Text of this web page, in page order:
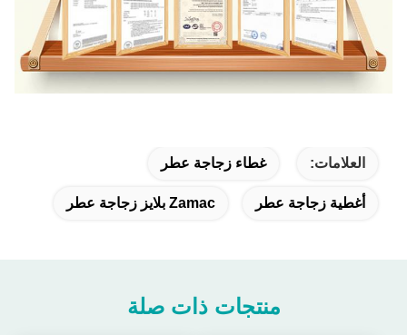
العلامات: غطاء زجاجة عطر
أغطية زجاجة عطر Zamac بلايز زجاجة عطر
منتجات ذات صلة